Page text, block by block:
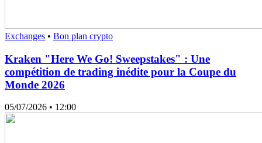
Exchanges • Bon plan crypto
Kraken "Here We Go! Sweepstakes" : Une
compétition de trading inédite pour la Coupe du
Monde 2026
05/07/2026 • 12:00